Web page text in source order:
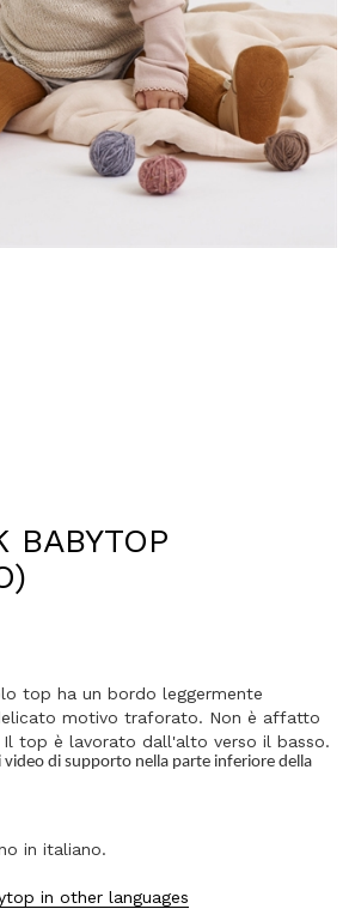
BABYTOP
top ha un bordo leggermente
motivo traforato. Non è affatto
top è lavorato dall'alto verso il basso.
video di supporto nella parte inferiore della
in italiano.
in other languages